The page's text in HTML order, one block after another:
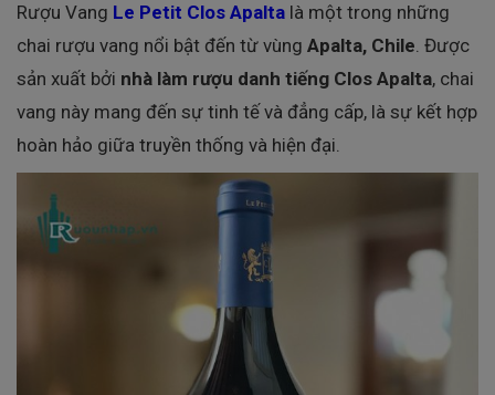
Rượu Vang Le Petit Clos Apalta là một trong những
chai rượu vang nổi bật đến từ vùng Apalta, Chile. Được
sản xuất bởi nhà làm rượu danh tiếng Clos Apalta, chai
vang này mang đến sự tinh tế và đẳng cấp, là sự kết hợp
hoàn hảo giữa truyền thống và hiện đại.